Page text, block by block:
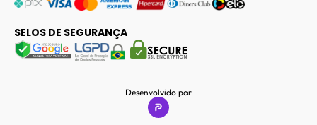
SELOS DE SEGURANÇA
Desenvolvido por